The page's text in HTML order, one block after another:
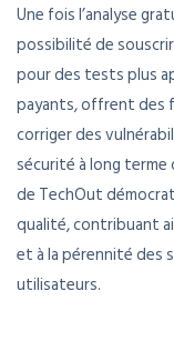
Une fois l’analyse
possibilité de
pour des tests plus
payants, offrent
corriger des
sécurité à long terme
de TechOut
qualité, contribuant
et à la pérennité des
utilisateurs.